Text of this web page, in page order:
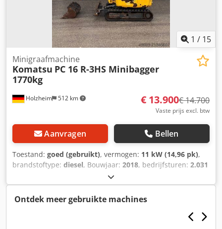
1 / 15
Holzheim 512 km
Minigraafmachine
Komatsu PC 16 R-3HS Minibagger
1770kg
€ 13.900€ 14.700
Vaste prijs excl. btw
Aanvragen Bellen
Toestand: goed (gebruikt), vermogen: 11 kW (14,96 pk),
brandstoftype: diesel, Bouwjaar: 2018, bedrijfsturen: 2.031
, Aandrijving: Rups Leeggewicht: 1.770 kg Motormerk:
Komatsu CE-markering: ja Technische staat: goed Optische
staat: goed Serienummer: N345 Transportafmetingen (L x
B x H): ca. 3,52 m / 1,00 m / 2,32 m Neem contact op met
Tobias Mayr voor meer informatie. = Verdere opties en
Ontdek meer gebruikte machines